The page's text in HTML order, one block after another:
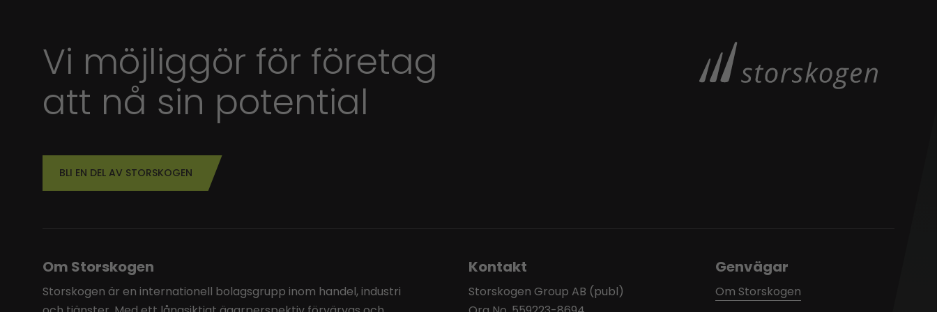
Vi möjliggör för företag
att nå sin potential
BLI EN DEL AV STORSKOGEN
Om Storskogen
Storskogen är en internationell bolagsgrupp inom handel, industri
Kontakt
Storskogen Group AB (publ)
Genvägar
Om Storskogen